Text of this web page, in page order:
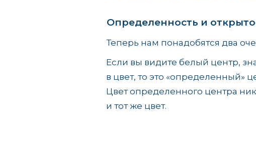
Определенность и
Теперь нам понадобятся два
Если вы видите белый центр,
в цвет, то это «определенный»
Цвет определенного центра
и тот же цвет.